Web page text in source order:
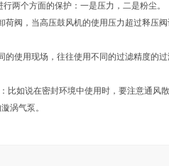
两个方面的保护：一是压力，二是粉尘。
阀，当高压鼓风机的使用压力超过释压
使用现场，往往使用不同的过滤精度的
比如说在密封环境中使用时，要注意通风
涡气泵。